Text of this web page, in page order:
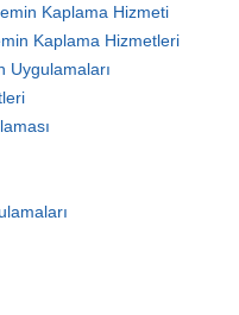
Kaplama Hizmeti
Kaplama Hizmetleri
Uygulamaları